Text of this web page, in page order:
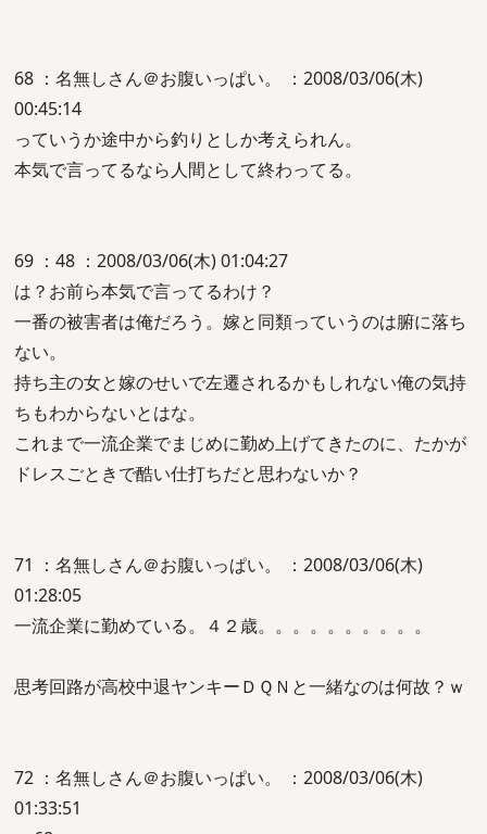
68 ：名無しさん＠お腹いっぱい。 ：2008/03/06(木)
00:45:14
っていうか途中から釣りとしか考えられん。
本気で言ってるなら人間として終わってる。
69 ：48 ：2008/03/06(木) 01:04:27
は？お前ら本気で言ってるわけ？
一番の被害者は俺だろう。嫁と同類っていうのは腑に落ち
ない。
持ち主の女と嫁のせいで左遷されるかもしれない俺の気持
ちもわからないとはな。
これまで一流企業でまじめに勤め上げてきたのに、たかが
ドレスごときで酷い仕打ちだと思わないか？
71 ：名無しさん＠お腹いっぱい。 ：2008/03/06(木)
01:28:05
一流企業に勤めている。４２歳。。。。。。。。。。
思考回路が高校中退ヤンキーＤＱＮと一緒なのは何故？ｗ
72 ：名無しさん＠お腹いっぱい。 ：2008/03/06(木)
01:33:51